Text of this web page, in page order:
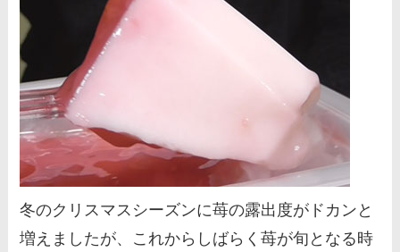
冬のクリスマスシーズンに苺の露出度がドカンと
増えましたが、これからしばらく苺が旬となる時